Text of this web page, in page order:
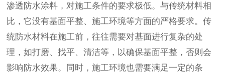
渗透防水涂料，对施工条件的要求极低。与传统材料相
比，它没有基面平整、施工环境等方面的严格要求。传
统防水材料在施工前，往往需要对基面进行复杂的处
理，如打磨、找平、清洁等，以确保基面平整，否则会
影响防水效果。同时，施工环境也需要满足一定的条